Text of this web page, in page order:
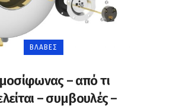
ΒΛΆΒΕΣ
– από τι
– συμβουλές –